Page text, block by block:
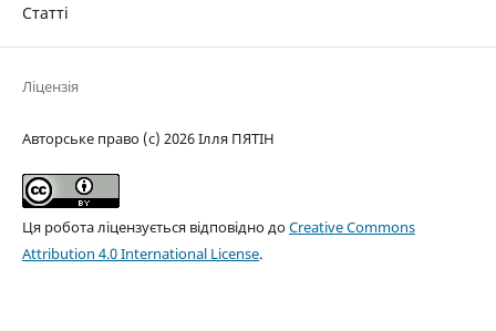
Статті
Ліцензія
Авторське право (c) 2026 Ілля ПЯТІН
Ця робота ліцензується відповідно доCreative Commons
Attribution 4.0 International License.